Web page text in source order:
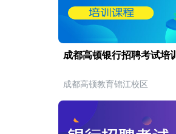
成都高顿银行招聘考试培训
成都高顿教育锦江校区